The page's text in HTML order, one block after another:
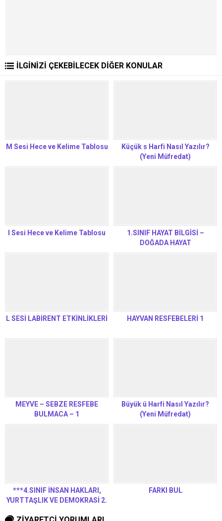
İLGİNİZİ ÇEKEBİLECEK DİĞER KONULAR
M Sesi Hece ve Kelime Tablosu
Küçük s Harfi Nasıl Yazılır?
(Yeni Müfredat)
I Sesi Hece ve Kelime Tablosu
1.SINIF HAYAT BİLGİSİ –
DOĞADA HAYAT
L SESİ LABİRENT ETKİNLİKLERİ HAYVAN RESFEBELERİ 1
MEYVE – SEBZE RESFEBE
BULMACA – 1
Büyük ü Harfi Nasıl Yazılır?
(Yeni Müfredat)
***4.SINIF İNSAN HAKLARI,
YURTTAŞLIK VE DEMOKRASİ 2.
FARKI BUL